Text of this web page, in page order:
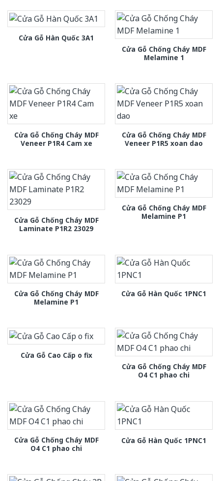
Cửa Gỗ Hàn Quốc 3A1
Cửa Gỗ Chống Cháy MDF
Melamine 1
Cửa Gỗ Chống Cháy MDF
Veneer P1R4 Cam xe
Cửa Gỗ Chống Cháy MDF
Veneer P1R5 xoan dao
Cửa Gỗ Chống Cháy MDF
Laminate P1R2 23029
Cửa Gỗ Chống Cháy MDF
Melamine P1
Cửa Gỗ Chống Cháy MDF
Melamine P1
Cửa Gỗ Hàn Quốc 1PNC1
Cửa Gỗ Cao Cấp o fix
Cửa Gỗ Chống Cháy MDF
O4 C1 phao chi
Cửa Gỗ Chống Cháy MDF
O4 C1 phao chi
Cửa Gỗ Hàn Quốc 1PNC1